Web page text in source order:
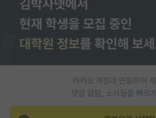
학술 정보 게시판
홍보 게시판
커리어
카카오 계정과 연동하여
댓글 알람, 소식등을 빠르